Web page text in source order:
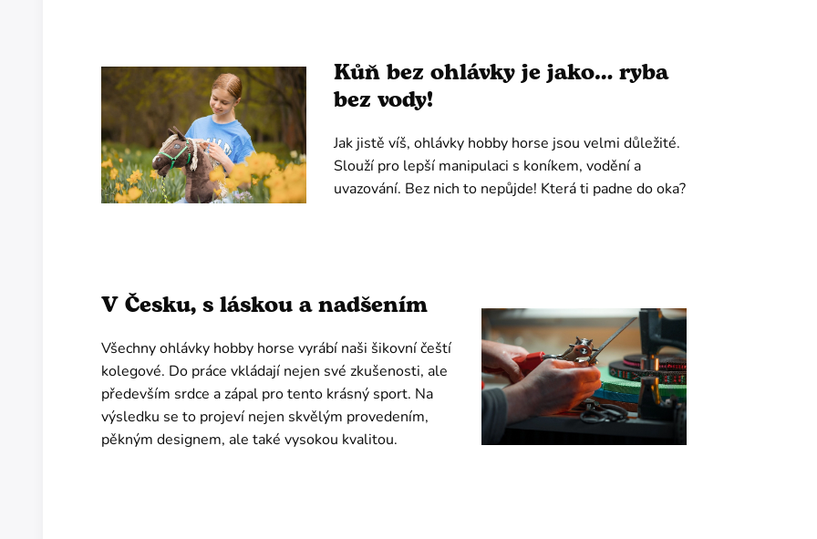
Kůň bez ohlávky je jako… ryba
bez vody!
Jak jistě víš, ohlávky hobby horse jsou velmi důležité.
Slouží pro lepší manipulaci s koníkem, vodění a
uvazování. Bez nich to nepůjde! Která ti padne do oka?
V Česku, s láskou a nadšením
Všechny ohlávky hobby horse vyrábí naši šikovní čeští
kolegové. Do práce vkládají nejen své zkušenosti, ale
především srdce a zápal pro tento krásný sport. Na
výsledku se to projeví nejen skvělým provedením,
pěkným designem, ale také vysokou kvalitou.